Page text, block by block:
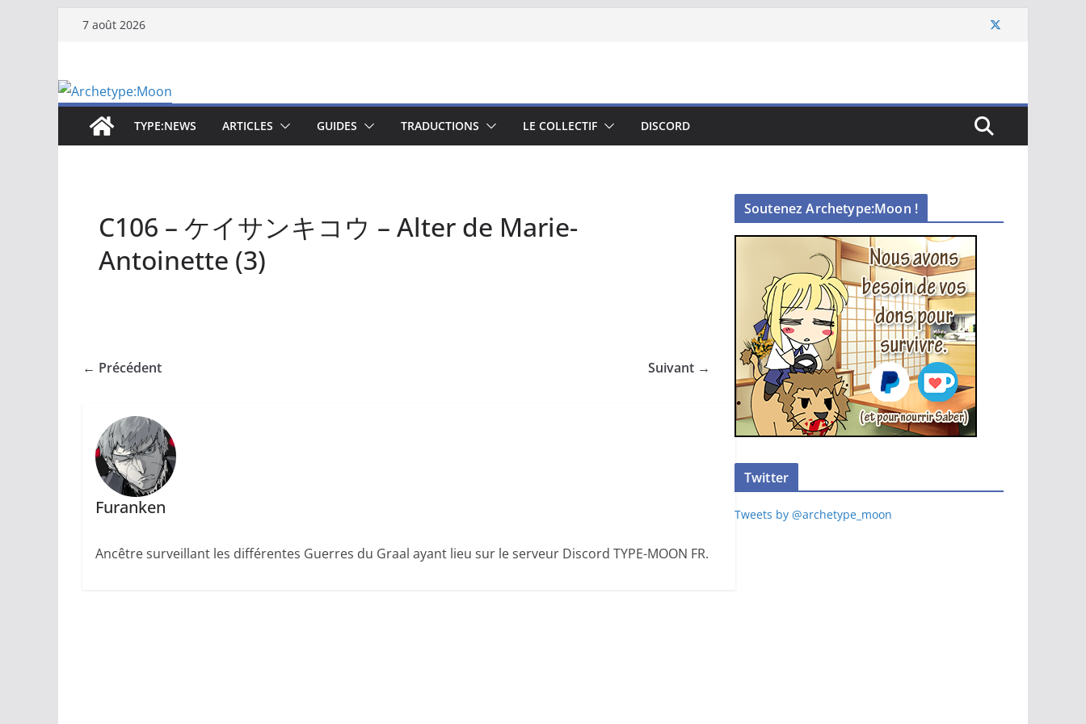
Passer7 août 2026
TYPE:NEWS ARTICLES GUIDES TRADUCTIONS LE COLLECTIF DISCORD
C106 – ケイサンキコウ – Alter de Marie-
Antoinette (3)
← Précédent Suivant →
Furanken
Ancêtre surveillant les différentes Guerres du Graal ayant lieu sur le serveur Discord TYPE-MOON FR.
Soutenez Archetype:Moon !
Twitter
Tweets by @archetype_moon